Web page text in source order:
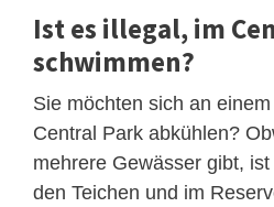
Ist es illegal, im
schwimmen?
Sie möchten sich an
Central Park abkühlen?
mehrere Gewässer gibt,
den Teichen und im